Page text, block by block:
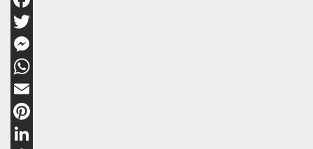
Facebook
Twitter
Messenger
WhatsApp
Email
Pinterest